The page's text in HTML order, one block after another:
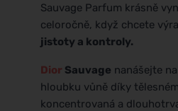
Sauvage Parfum krásně
celoročně, když chcete
jistoty a kontroly.
Dior Sauvage nanášejte
hloubku vůně díky
koncentrovaná a